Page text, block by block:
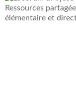
Ressources
élémentaire et